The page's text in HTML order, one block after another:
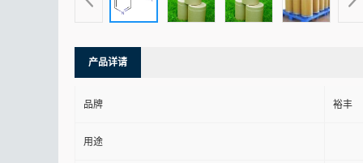
产品详请
品牌 裕丰
用途